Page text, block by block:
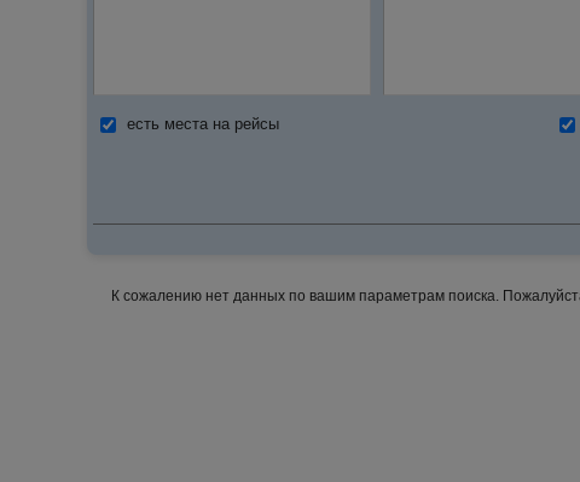
есть места на рейсы
К сожалению нет данных по вашим параметрам поиска.